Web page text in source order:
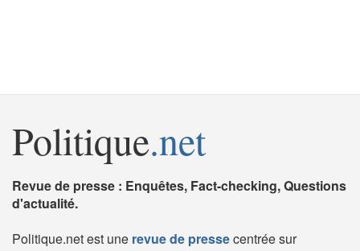
Politique.net
Revue de presse : Enquêtes, Fact-checking, Questions
d'actualité.
Politique.net est une revue de pressecentrée sur